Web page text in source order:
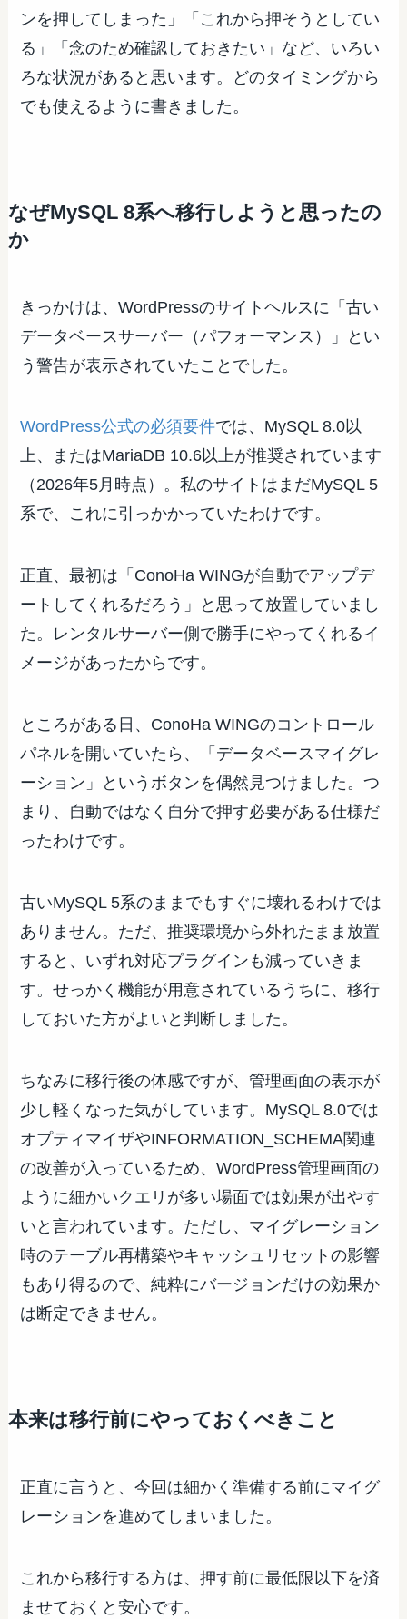
ンを押してしまった」「これから押そうとしてい
る」「念のため確認しておきたい」など、いろい
ろな状況があると思います。どのタイミングから
でも使えるように書きました。
なぜMySQL 8系へ移行しようと思ったの
か
きっかけは、WordPressのサイトヘルスに「古い
データベースサーバー（パフォーマンス）」とい
う警告が表示されていたことでした。
WordPress公式の必須要件では、MySQL 8.0以
上、またはMariaDB 10.6以上が推奨されています
（2026年5月時点）。私のサイトはまだMySQL 5
系で、これに引っかかっていたわけです。
正直、最初は「ConoHa WINGが自動でアップデ
ートしてくれるだろう」と思って放置していまし
た。レンタルサーバー側で勝手にやってくれるイ
メージがあったからです。
ところがある日、ConoHa WINGのコントロール
パネルを開いていたら、「データベースマイグレ
ーション」というボタンを偶然見つけました。つ
まり、自動ではなく自分で押す必要がある仕様だ
ったわけです。
古いMySQL 5系のままでもすぐに壊れるわけでは
ありません。ただ、推奨環境から外れたまま放置
すると、いずれ対応プラグインも減っていきま
す。せっかく機能が用意されているうちに、移行
しておいた方がよいと判断しました。
ちなみに移行後の体感ですが、管理画面の表示が
少し軽くなった気がしています。MySQL 8.0では
オプティマイザやINFORMATION_SCHEMA関連
の改善が入っているため、WordPress管理画面の
ように細かいクエリが多い場面では効果が出やす
いと言われています。ただし、マイグレーション
時のテーブル再構築やキャッシュリセットの影響
もあり得るので、純粋にバージョンだけの効果か
は断定できません。
本来は移行前にやっておくべきこと
正直に言うと、今回は細かく準備する前にマイグ
レーションを進めてしまいました。
これから移行する方は、押す前に最低限以下を済
ませておくと安心です。